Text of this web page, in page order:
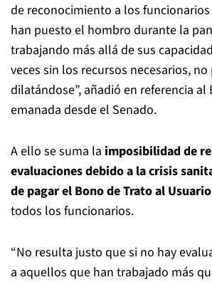
de reconocimiento a los
han puesto el hombro durante la
trabajando más allá de sus
veces sin los recursos necesarios,
dilatándose”, añadió en referencia al
emanada desde el Senado.
A ello se suma la imposibilidad de
evaluaciones debido a la crisis
de pagar el Bono de Trato al Usuario
todos los funcionarios.
“No resulta justo que si no hay
a aquellos que han trabajado más